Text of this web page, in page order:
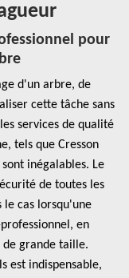
pour
d'un arbre, de
cette tâche sans
services de qualité
tels que Cresson
inégalables. Le
de toutes les
le cas lorsqu'une
en
grande taille.
est indispensable,